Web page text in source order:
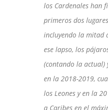
los Cardenales han
primeros dos
incluyendo la mitad
ese lapso, los
(contando la
en la 2018-2019,
los Leones y en la
a Caribes en el